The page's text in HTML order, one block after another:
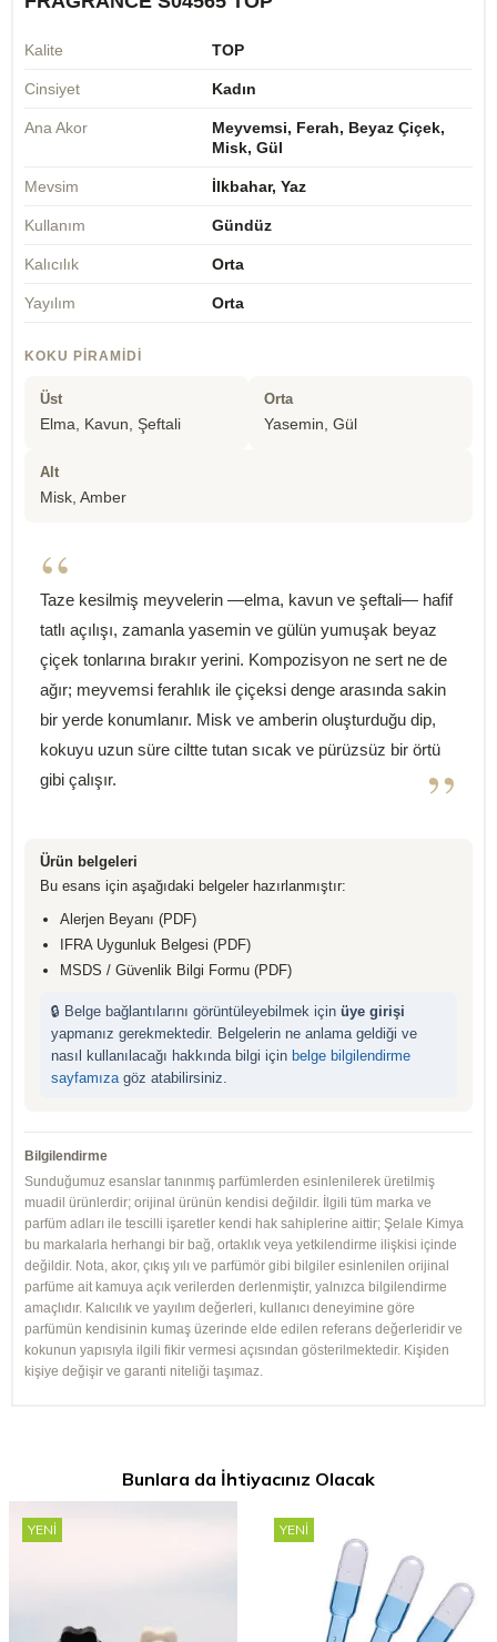
Kalite TOP
Cinsiyet Kadın
Ana Akor
Meyvemsi, Ferah, Beyaz Çiçek,
Misk, Gül
Mevsim İlkbahar, Yaz
Kullanım Gündüz
Kalıcılık Orta
Yayılım Orta
KOKU PIRAMIDI
Üst
Elma, Kavun, Şeftali
Orta
Yasemin, Gül
Alt
Misk, Amber
“
Taze kesilmiş meyvelerin —elma, kavun ve şeftali— hafif
tatlı açılışı, zamanla yasemin ve gülün yumuşak beyaz
çiçek tonlarına bırakır yerini. Kompozisyon ne sert ne de
ağır; meyvemsi ferahlık ile çiçeksi denge arasında sakin
bir yerde konumlanır. Misk ve amberin oluşturduğu dip,
kokuyu uzun süre ciltte tutan sıcak ve pürüzsüz bir örtü
gibi çalışır.
”
Ürün belgeleri
Bu esans için aşağıdaki belgeler hazırlanmıştır:
Alerjen Beyanı (PDF)
IFRA Uygunluk Belgesi (PDF)
MSDS / Güvenlik Bilgi Formu (PDF)
🔒 Belge bağlantılarını görüntüleyebilmek için üye girişi
yapmanız gerekmektedir. Belgelerin ne anlama geldiği ve
nasıl kullanılacağı hakkında bilgi için belge bilgilendirme
sayfamızagöz atabilirsiniz.
Bilgilendirme
Sunduğumuz esanslar tanınmış parfümlerden esinlenilerek üretilmiş
muadil ürünlerdir; orijinal ürünün kendisi değildir. İlgili tüm marka ve
parfüm adları ile tescilli işaretler kendi hak sahiplerine aittir; Şelale Kimya
bu markalarla herhangi bir bağ, ortaklık veya yetkilendirme ilişkisi içinde
değildir. Nota, akor, çıkış yılı ve parfümör gibi bilgiler esinlenilen orijinal
parfüme ait kamuya açık verilerden derlenmiştir, yalnızca bilgilendirme
amaçlıdır. Kalıcılık ve yayılım değerleri, kullanıcı deneyimine göre
parfümün kendisinin kumaş üzerinde elde edilen referans değerleridir ve
kokunun yapısıyla ilgili fikir vermesi açısından gösterilmektedir. Kişiden
kişiye değişir ve garanti niteliği taşımaz.
Bunlara da İhtiyacınız Olacak
YENI YENI